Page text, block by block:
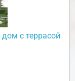
с террасой